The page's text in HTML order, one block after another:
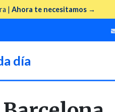
| Ahora te necesitamos →
día